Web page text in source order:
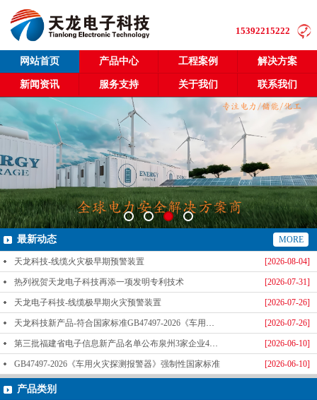
15392215222
网站首页 产品中心 工程案例 解决方案
新闻资讯 服务支持 关于我们 联系我们
最新动态 MORE
[2026-08-04]
天龙科技-线缆火灾极早期预警装置
[2026-07-31]
热列祝贺天龙电子科技再添一项发明专利技术
[2026-07-26]
天龙电子科技-线缆极早期火灾预警装置
[2026-07-26]
天龙科技新产品-符合国家标准GB47497-2026《车用火灾探测报警器》标准发布
[2026-06-10]
第三批福建省电子信息新产品名单公布泉州3家企业4款产品成功入选-泉州天龙科技
[2026-06-10]
GB47497-2026《车用火灾探测报警器》强制性国家标准
产品类别